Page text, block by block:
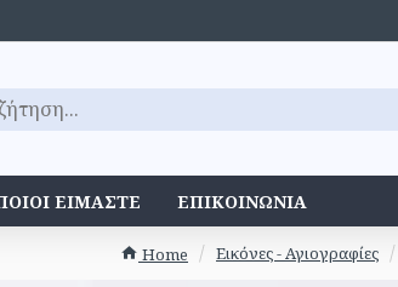
ΕΊΜΑΣΤΕ ΕΠΙΚΟΙΝΩΝΊΑ
Home Εικόνες - Αγιογραφίες